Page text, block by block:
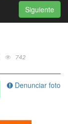
Siguiente
742
Denunciar foto